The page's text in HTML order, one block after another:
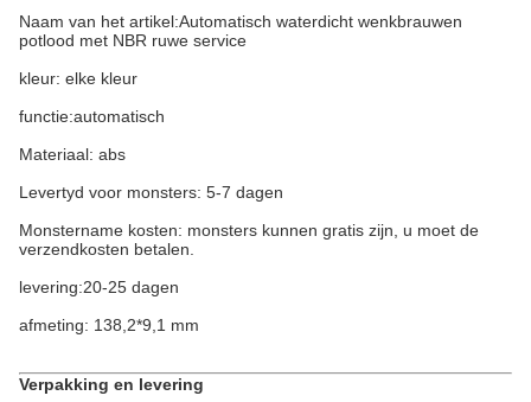
Naam van het artikel:Automatisch waterdicht wenkbrauwen
potlood met NBR ruwe service
kleur: elke kleur
functie:automatisch
Materiaal: abs
Levertyd voor monsters: 5-7 dagen
Monstername kosten: monsters kunnen gratis zijn, u moet de
verzendkosten betalen.
levering:20-25 dagen
afmeting: 138,2*9,1 mm
Verpakking en levering